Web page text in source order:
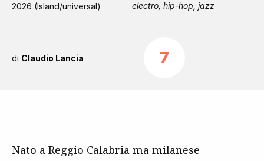
2026 (Island/universal) electro, hip-hop, jazz
di Claudio Lancia 7
Nato a Reggio Calabria ma milanese